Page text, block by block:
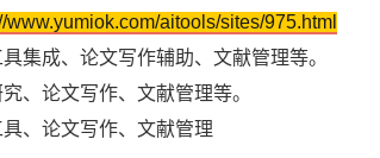
www.yumiok.com/aitools/sites/975.html
集成、论文写作辅助、文献管理等。
、论文写作、文献管理等。
、论文写作、文献管理